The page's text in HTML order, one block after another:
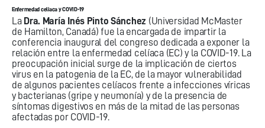
Enfermedad celiaca y COVID-19
La Dra. María Inés Pinto Sánchez (Universidad McMaster
de Hamilton, Canadá) fue la encargada de impartir la
conferencia inaugural del congreso dedicada a exponer la
relación entre la enfermedad celíaca (EC) y la COVID-19. La
preocupación inicial surge de la implicación de ciertos
virus en la patogenia de la EC, de la mayor vulnerabilidad
de algunos pacientes celíacos frente a infecciones víricas
y bacterianas (gripe y neumonía) y de la presencia de
síntomas digestivos en más de la mitad de las personas
afectadas por COVID-19.